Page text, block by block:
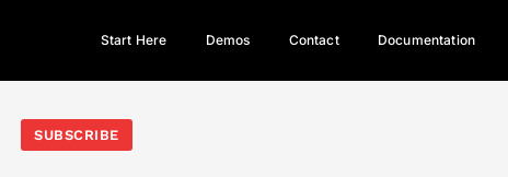
今日熱門新聞TOP3｜西拉雅族正式成第17個原住民族、立院電競
光電場回
Start Here Demos Contact Documentation
SUBSCRIBE